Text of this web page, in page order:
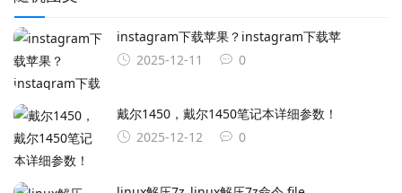
instagram下载苹果？instagram下载苹
2025-12-11
0
戴尔1450，戴尔1450笔记本详细参数！
2025-12-12
0